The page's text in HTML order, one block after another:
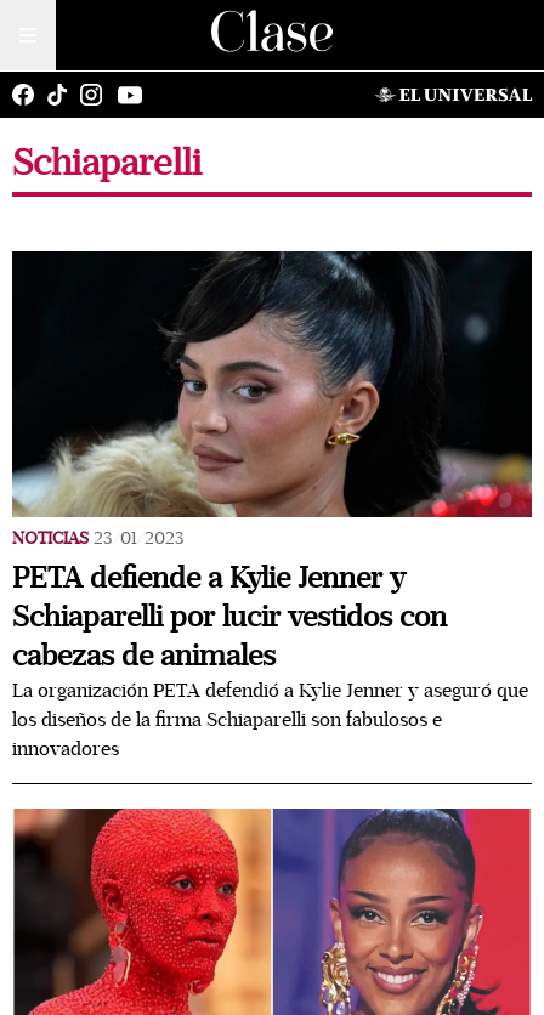
Schiaparelli
NOTICIAS 23/01/2023
PETA defiende a Kylie Jenner y
Schiaparelli por lucir vestidos con
cabezas de animales
La organización PETA defendió a Kylie Jenner y aseguró que
los diseños de la firma Schiaparelli son fabulosos e
innovadores